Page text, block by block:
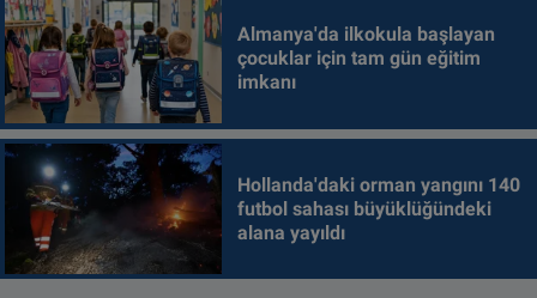
Almanya'da ilkokula başlayan
çocuklar için tam gün eğitim
imkanı
Hollanda'daki orman yangını 140
futbol sahası büyüklüğündeki
alana yayıldı